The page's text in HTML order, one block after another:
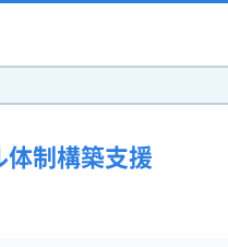
体制構築支援